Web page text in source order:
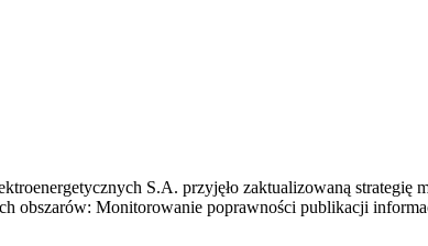
S.A. przyjęło zaktualizowaną
obszarów: Monitorowanie poprawności publikacji